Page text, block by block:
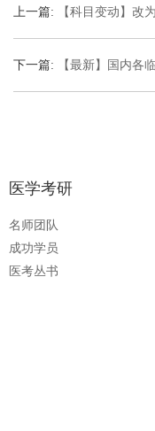
上一篇: 【科目变动】
下一篇: 【最新】国内各
医学考研
名师团队
成功学员
医考丛书